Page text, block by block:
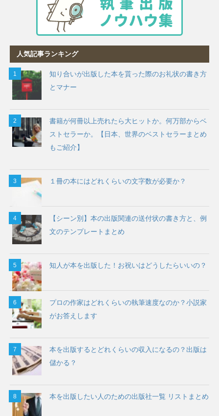
人気記事ランキング
知り合いが出版した本を貰った際のお礼状の書き方
とマナー
書籍が何冊以上売れたら大ヒットか。何万部からベ
ストセラーか。【日本、世界のベストセラーまとめ
もご紹介】
１冊の本にはどれくらいの文字数が必要か？
【シーン別】本の出版関連の送付状の書き方と、例
文のテンプレートまとめ
知人が本を出版した！お祝いはどうしたらいいの？
プロの作家はどれくらいの執筆速度なのか？小説家
がお答えします
本を出版するとどれくらいの収入になるの？出版は
儲かる？
本を出版したい人のための出版社一覧 リストまとめ